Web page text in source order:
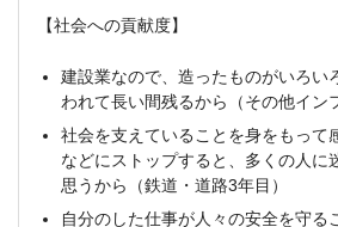
【社会への貢献度】
建設業なので、造ったものがいろい
われて長い間残るから（その他イン
社会を支えていることを身をもって
などにストップすると、多くの人に
思うから（鉄道・道路3年目）
自分のした仕事が人々の安全を守る